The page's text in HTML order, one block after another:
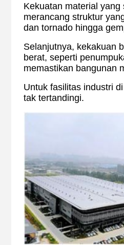
Kekuatan material
merancang struktur
dan tornado hingga
Selanjutnya, kekakuan
berat, seperti
memastikan bangunan
Untuk fasilitas industri
tak tertandingi.